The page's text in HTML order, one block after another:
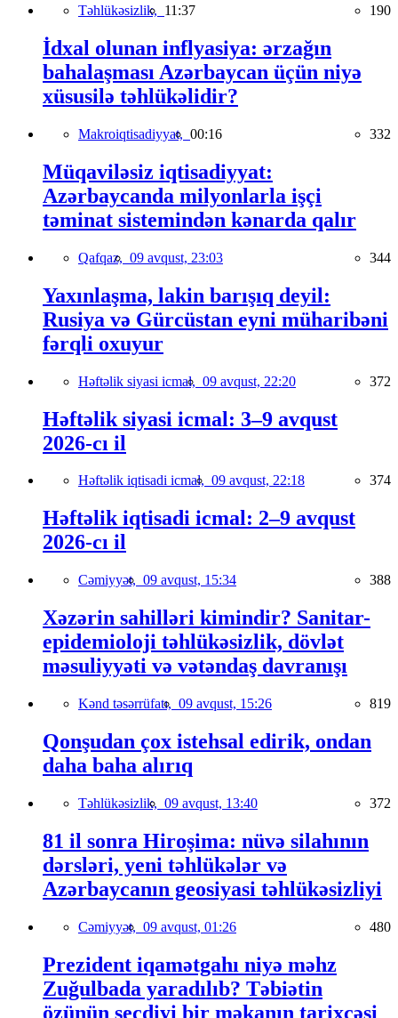
Təhlükəsizlik, 11:37 190
İdxal olunan inflyasiya: ərzağın
bahalaşması Azərbaycan üçün niyə
xüsusilə təhlükəlidir?
Makroiqtisadiyyat, 00:16 332
Müqaviləsiz iqtisadiyyat:
Azərbaycanda milyonlarla işçi
təminat sistemindən kənarda qalır
Qafqaz, 09 avqust, 23:03 344
Yaxınlaşma, lakin barışıq deyil:
Rusiya və Gürcüstan eyni müharibəni
fərqli oxuyur
Həftəlik siyasi icmal, 09 avqust, 22:20 372
Həftəlik siyasi icmal: 3–9 avqust
2026-cı il
Həftəlik iqtisadi icmal, 09 avqust, 22:18 374
Həftəlik iqtisadi icmal: 2–9 avqust
2026-cı il
Cəmiyyət, 09 avqust, 15:34 388
Xəzərin sahilləri kimindir? Sanitar-
epidemioloji təhlükəsizlik, dövlət
məsuliyyəti və vətəndaş davranışı
Kənd təsərrüfatı, 09 avqust, 15:26 819
Qonşudan çox istehsal edirik, ondan
daha baha alırıq
Təhlükəsizlik, 09 avqust, 13:40 372
81 il sonra Hiroşima: nüvə silahının
dərsləri, yeni təhlükələr və
Azərbaycanın geosiyasi təhlükəsizliyi
Cəmiyyət, 09 avqust, 01:26 480
Prezident iqamətgahı niyə məhz
Zuğulbada yaradılıb? Təbiətin
özünün seçdiyi bir məkanın tarixçəsi